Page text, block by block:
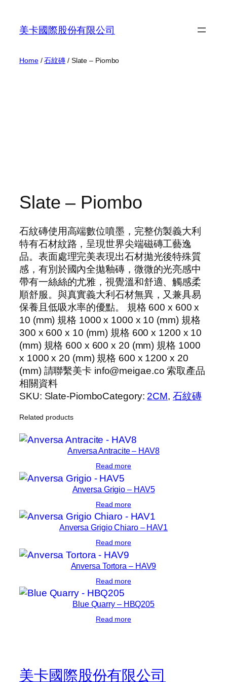
content
美卡國際股份有限公司
Home/石紋磚 / Slate – Piombo
Slate – Piombo
石紋磚使用高端數位噴墨，完整仿製義大利
特有石材紋路，呈現世界尖端磁磚工藝逸
品。表面處理完美表現出石材拋光後特殊質
感，有別於國內全拋釉磚，微微的光亮感中
帶有一絲絲的尤雅，視覺溫和舒適、觸感柔
順舒服。與真實義大利石材無異，又兼具易
保養且低吸水率的優點。 規格 600 x 600 x
10 (mm) 規格 1000 x 1000 x 10 (mm) 規格
300 x 600 x 10 (mm) 規格 600 x 1200 x 10
(mm) 規格 600 x 600 x 20 (mm) 規格 1000
x 1000 x 20 (mm) 規格 600 x 1200 x 20
(mm) 請聯繫美卡 info@meigae.co 索取產品
相關資料
SKU: Slate-PiomboCategory: 2CM, 石紋磚
Related products
Anversa Antracite – HAV8
Read more
Anversa Grigio – HAV5
Read more
Anversa Grigio Chiaro – HAV1
Read more
Anversa Tortora – HAV9
Read more
Blue Quarry – HBQ205
Read more
美卡國際股份有限公司